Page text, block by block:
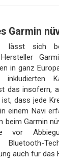
Garmin
lässt sich
in ganz
das insofern,
dass jede
einem Navi
beim Garmin
vor
Bluetooth-
auch für das